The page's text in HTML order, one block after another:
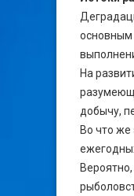
основным
На
добычу,
Во что же